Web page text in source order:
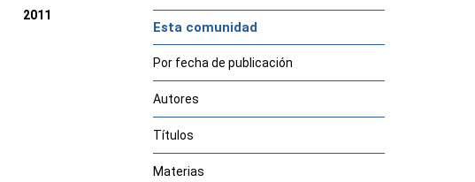
2011
Esta comunidad
Por fecha de publicación
Autores
Títulos
Materias